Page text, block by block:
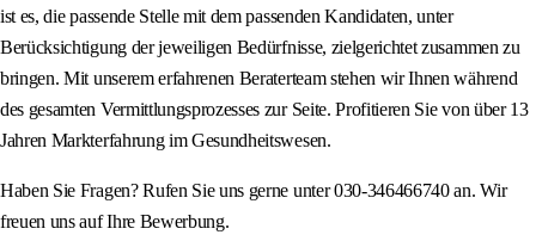
ist es, die passende Stelle mit dem passenden Kandidaten, unter
Berücksichtigung der jeweiligen Bedürfnisse, zielgerichtet zusammen zu
bringen. Mit unserem erfahrenen Beraterteam stehen wir Ihnen während
des gesamten Vermittlungsprozesses zur Seite. Profitieren Sie von über 13
Jahren Markterfahrung im Gesundheitswesen.
Haben Sie Fragen? Rufen Sie uns gerne unter 030-346466740 an. Wir
freuen uns auf Ihre Bewerbung.